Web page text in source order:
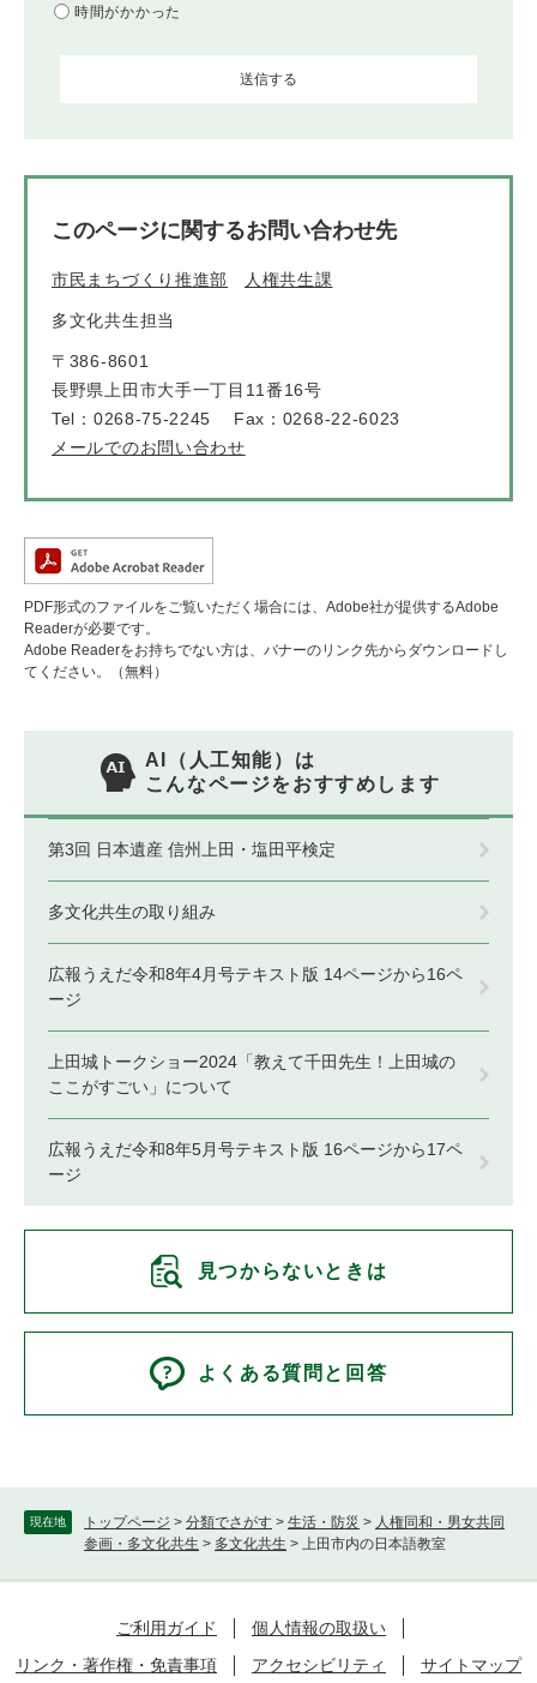
現在地 トップページ > 分類でさがす > 生活・防災 > 人権同和・男女共同
参画・多文化共生 > 多文化共生 > 上田市内の日本語教室
時間がかかった
このページに関するお問い合わせ先
市民まちづくり推進部 人権共生課
多文化共生担当
〒386-8601
長野県上田市大手一丁目11番16号
Tel：0268-75-2245
Fax：0268-22-6023
メールでのお問い合わせ
PDF形式のファイルをご覧いただく場合には、Adobe社が提供するAdobe
Readerが必要です。
Adobe Readerをお持ちでない方は、バナーのリンク先からダウンロードし
てください。（無料）
AI（人工知能）は
こんなページをおすすめします
第3回 日本遺産 信州上田・塩田平検定
多文化共生の取り組み
広報うえだ令和8年4月号テキスト版 14ページから16ペ
ージ
上田城トークショー2024「教えて千田先生！上田城の
ここがすごい」について
広報うえだ令和8年5月号テキスト版 16ページから17ペ
ージ
見つからないときは
よくある質問と回答
ご利用ガイド
個人情報の取扱い
リンク・著作権・免責事項
アクセシビリティ サイトマップ